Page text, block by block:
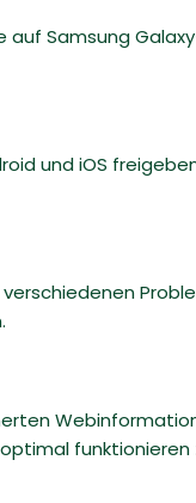
auf Samsung
und iOS
funktionieren